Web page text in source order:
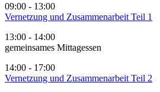
09:00 - 13:00
Vernetzung und Zusammenarbeit Teil 1
13:00 - 14:00
gemeinsames Mittagessen
14:00 - 17:00
Vernetzung und Zusammenarbeit Teil 2